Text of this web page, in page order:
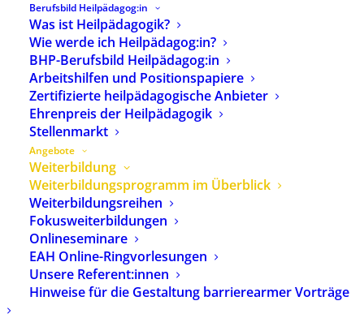
Berufsbild Heilpädagog:in
Was ist Heilpädagogik?
Wie werde ich Heilpädagog:in?
BHP-Berufsbild Heilpädagog:in
Arbeitshilfen und Positionspapiere
Zertifizierte heilpädagogische Anbieter
Ehrenpreis der Heilpädagogik
Stellenmarkt
Angebote
Weiterbildung
Weiterbildungsprogramm im Überblick
Weiterbildungsreihen
Fokusweiterbildungen
Onlineseminare
EAH Online-Ringvorlesungen
Unsere Referent:innen
Hinweise für die Gestaltung barrierearmer Vorträge
Ein Weiterbildungsangebot der
Europäischen Akademie für
Heilpädagogik (EAH).
Weitergehende Information
über die EAH
Freitextsuche:
Ort:
Seminarnummer: